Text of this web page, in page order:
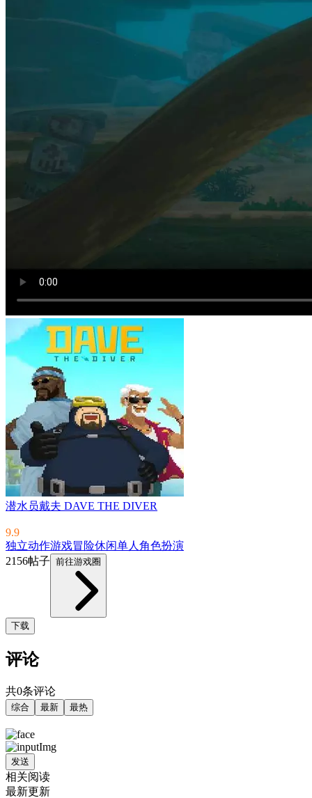
潜水员戴夫 DAVE THE DIVER
9.9
独立动作游戏冒险休闲单人 角色扮演
2156帖子 前往游戏圈
下载
评论
共0条评论
综合 最新 最热
发送
相关阅读
最新更新